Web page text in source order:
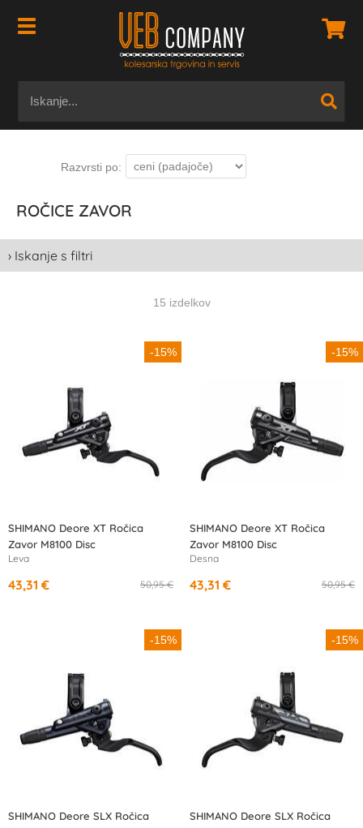
ROČICE ZAVOR
› Iskanje s filtri
15 izdelkov
-15%
SHIMANO Deore XT Ročica
Zavor M8100 Disc
Leva
50,95 €
43,31 €
-15%
SHIMANO Deore XT Ročica
Zavor M8100 Disc
Desna
50,95 €
43,31 €
-15%
SHIMANO Deore SLX Ročica
-15%
SHIMANO Deore SLX Ročica